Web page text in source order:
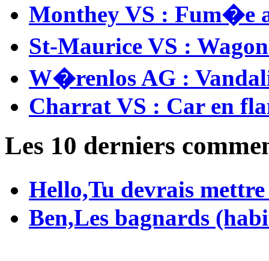
Monthey VS : Fum�e
St-Maurice VS :
W�renlos AG :
Charrat VS : Car en
Les 10 derniers
Hello,Tu devrais
Ben,Les bagnards